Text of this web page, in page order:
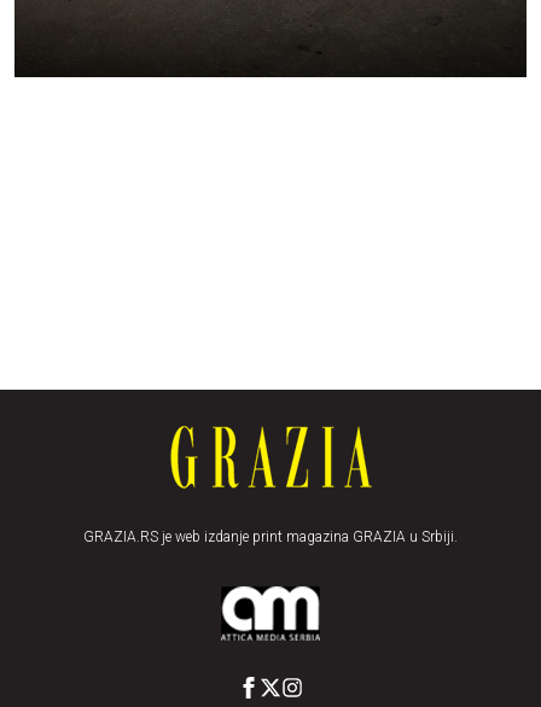
GRAZIA.RS je web izdanje print magazina GRAZIA u Srbiji.